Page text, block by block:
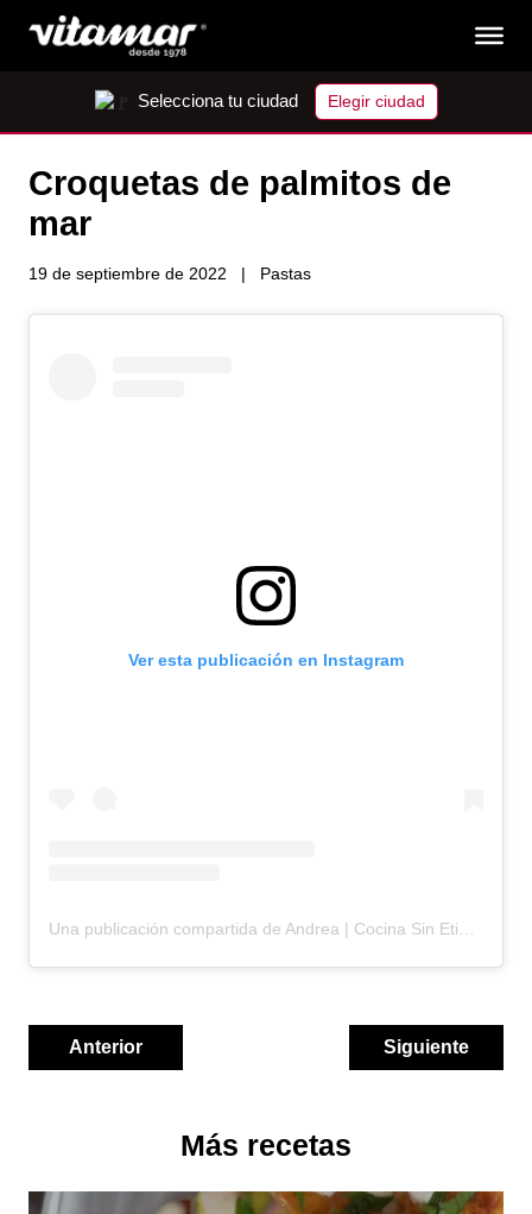
Selecciona tu ciudad Elegir ciudad
Croquetas de palmitos de
mar
19 de septiembre de 2022 Pastas
Ver esta publicación en Instagram
Anterior Siguiente
Más recetas